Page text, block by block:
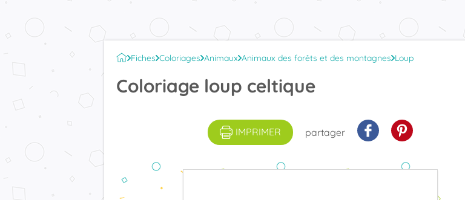
Fiches Coloriages Animaux Animaux des forêts et des montagnes Loup
Coloriage loup celtique
IMPRIMER partager